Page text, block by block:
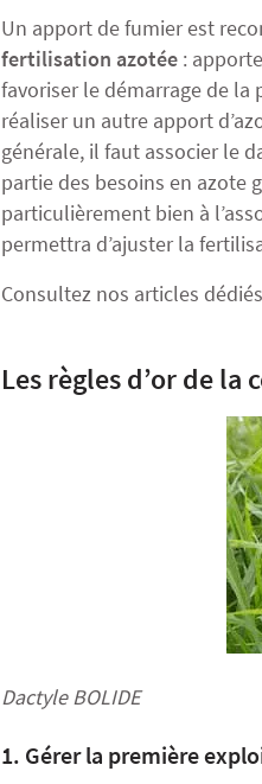
Un apport de fumier est
fertilisation azotée :
favoriser le démarrage de la
réaliser un autre apport
générale, il faut associer le
partie des besoins en azote
particulièrement bien à
permettra d’ajuster la
Consultez nos articles
Les règles d’or de
Dactyle BOLIDE
1. Gérer la première